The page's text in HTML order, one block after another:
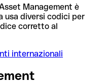
Management è
usa diversi codici per
corretto al
internazionali